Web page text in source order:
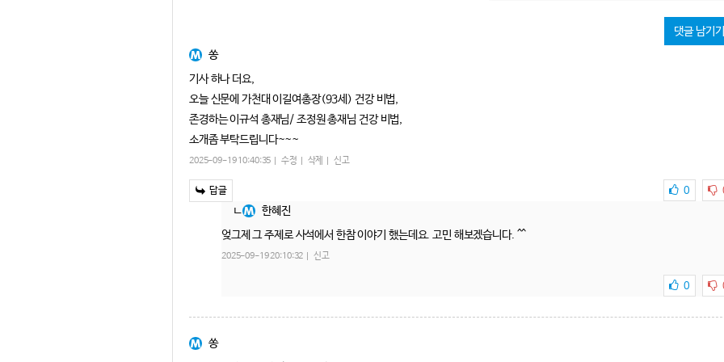
댓글 남기기
쏭
기사 하나 더요,
오늘 신문에 가천대 이길여총장(93세) 건강 비법,
존경하는 이규석 총재님/ 조정원 총재님 건강 비법,
소개좀 부탁드립니다~~~
2025-09-19 10:40:35 수정 삭제 신고
답글 0
한혜진
엊그제 그 주제로 사석에서 한참 이야기 했는데요. 고민 해보겠습니다. ^^
2025-09-19 20:10:32 신고
0
쏭